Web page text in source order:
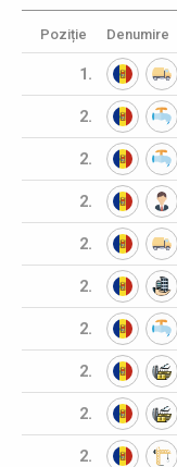
Poziție Denumire
1.
2.
2.
2.
2.
2.
2.
2.
2.
2.